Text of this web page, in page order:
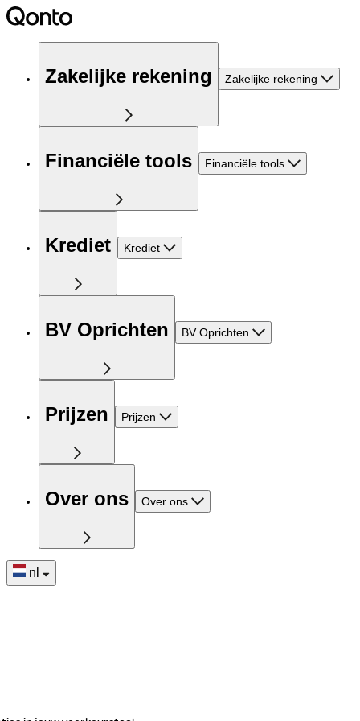
Zakelijke rekening Zakelijke rekening
Financiële tools Financiële tools
Krediet Krediet
BV Oprichten BV Oprichten
Prijzen Prijzen
Over ons Over ons
nl